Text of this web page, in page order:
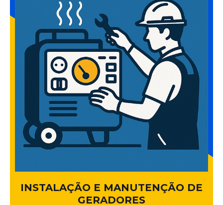
INSTALAÇÃO E MANUTENÇÃO DE
GERADORES